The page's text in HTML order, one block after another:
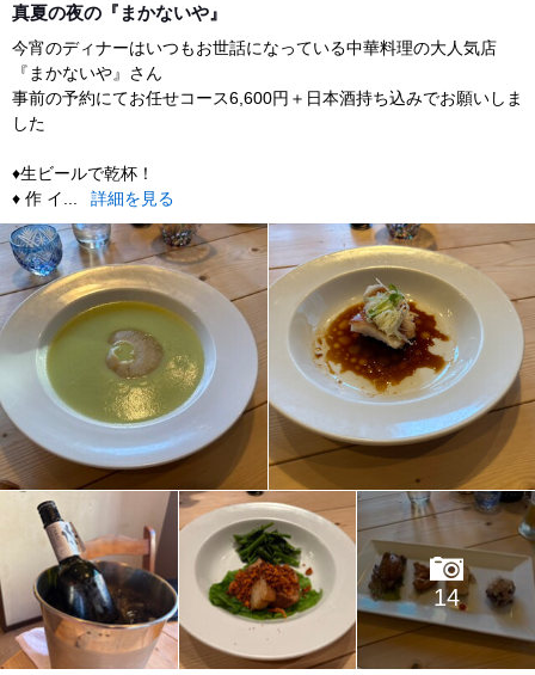
真夏の夜の『まかないや』
今宵のディナーはいつもお世話になっている中華料理の大人気店
『まかないや』さん
事前の予約にてお任せコース6,600円＋日本酒持ち込みでお願いしま
した
♦︎生ビールで乾杯！
♦︎ 作 イ...
詳細を見る
14